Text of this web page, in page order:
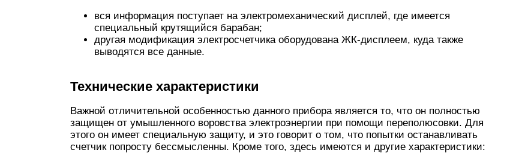
вся информация поступает на электромеханический дисплей, где имеется
специальный крутящийся барабан;
другая модификация электросчетчика оборудована ЖК-дисплеем, куда также
выводятся все данные.
Технические характеристики
Важной отличительной особенностью данного прибора является то, что он полностью
защищен от умышленного воровства электроэнергии при помощи переполюсовки. Для
этого он имеет специальную защиту, и это говорит о том, что попытки останавливать
счетчик попросту бессмысленны. Кроме того, здесь имеются и другие характеристики: